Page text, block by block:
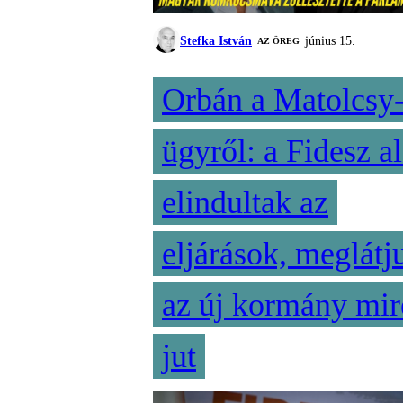
Stefka István AZ ÖREG június 15.
Orbán a
ügyről: a Fidesz
elindultak az
eljárások,
az új kormány
jut